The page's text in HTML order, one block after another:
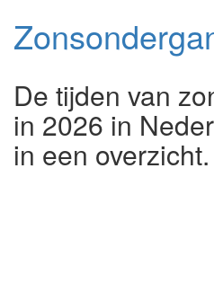
De tijden van
in 2026 in
in een overzicht.